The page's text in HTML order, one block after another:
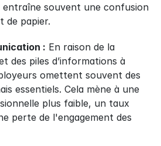
souvent une confusion
de papier.
: En raison de la
des piles d’informations à
omettent souvent des
essentiels. Cela mène à une
plus faible, un taux
perte de l'engagement des